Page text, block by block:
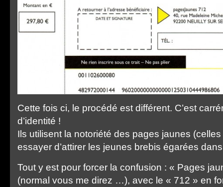
Cette fois ci, le procédé est différent. C’est
d’identité !
Ils utilisent la notoriété des pages jaunes
essayer d’attirer les jeunes brebis égarées
Tout y est pour forcer la confusion : « Pages
(normal vous me direz …), avec le « 712 » en